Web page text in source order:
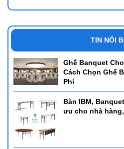
TIN NỔI
Ghế Banquet
Cách Chọn Ghế
Phí
Bàn IBM,
ưu cho nhà